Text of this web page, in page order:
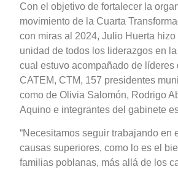
Con el objetivo de fortalecer la
movimiento de la Cuarta
con miras al 2024, Julio Huerta hizo
unidad de todos los liderazgos en la
cual estuvo acompañado de líderes
CATEM, CTM, 157 presidentes
como de Olivia Salomón, Rodrigo
Aquino e integrantes del gabinete
“Necesitamos seguir trabajando en
causas superiores, como lo es el
familias poblanas, más allá de los